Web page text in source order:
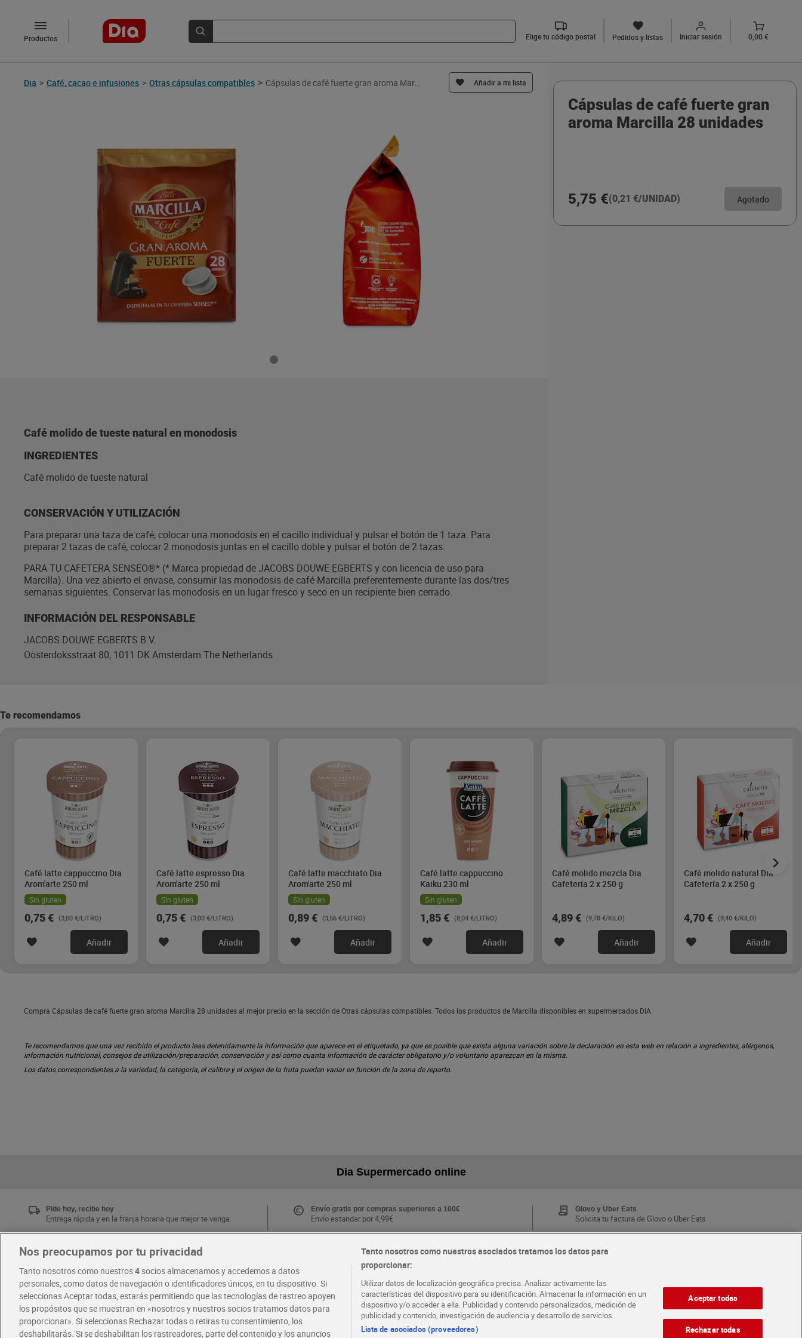
Productos Elige tu código postal Pedidos y listas Iniciar sesión 0,00 €
Dia > Café, cacao e infusiones > Otras cápsulas compatibles > Añadir a mi lista
Café molido de tueste natural en monodosis
INGREDIENTES
Café molido de tueste natural
CONSERVACIÓN Y UTILIZACIÓN
Para preparar una taza de café, colocar una monodosis en el cacillo individual y pulsar el botón de 1 taza. Para
preparar 2 tazas de café, colocar 2 monodosis juntas en el cacillo doble y pulsar el botón de 2 tazas.
PARA TU CAFETERA SENSEO®* (* Marca propiedad de JACOBS DOUWE EGBERTS y con licencia de uso para
Marcilla). Una vez abierto el envase, consumir las monodosis de café Marcilla preferentemente durante las dos/tres
semanas siguientes. Conservar las monodosis en un lugar fresco y seco en un recipiente bien cerrado.
INFORMACIÓN DEL RESPONSABLE
JACOBS DOUWE EGBERTS B.V.
Oosterdoksstraat 80, 1011 DK Amsterdam The Netherlands
Cápsulas de café fuerte gran
aroma Marcilla 28 unidades
5,75 €(0,21 €/UNIDAD) Agotado
Te recomendamos
Café latte cappuccino Dia
Arom'arte 250 ml
Sin gluten
0,75 € (3,00 €/LITRO)
Añadir
Café latte espresso Dia
Arom'arte 250 ml
Sin gluten
0,75 € (3,00 €/LITRO)
Añadir
Café latte macchiato Dia
Arom'arte 250 ml
Sin gluten
0,89 € (3,56 €/LITRO)
Añadir
Café latte cappuccino
Kaiku 230 ml
Sin gluten
1,85 € (8,04 €/LITRO)
Añadir
Café molido mezcla Dia
Cafetería 2 x 250 g
4,89 € (9,78 €/KILO)
Añadir
Café molido natural Dia
Cafetería 2 x 250 g
4,70 € (9,40 €/KILO)
Añadir
Compra Cápsulas de café fuerte gran aroma Marcilla 28 unidades al mejor precio en la sección de Otras cápsulas compatibles. Todos los productos de Marcilla disponibles en supermercados DIA.
Te recomendamos que una vez recibido el producto leas detenidamente la información que aparece en el etiquetado, ya que es posible que exista alguna variación sobre la declaración en esta web en relación a ingredientes, alérgenos,
información nutricional, consejos de utilización/preparación, conservación y así como cuanta información de carácter obligatorio y/o voluntario aparezcan en la misma.
Los datos correspondientes a la variedad, la categoría, el calibre y el origen de la fruta pueden variar en función de la zona de reparto.
Dia Supermercado online
Pide hoy, recibe hoy
Entrega rápida y en la franja horaria que mejor te venga.
Envío gratis por compras superiores a 100€
Envío estandar por 4,99€
Glovo y Uber Eats
Solicita tu factura de Glovo o Uber Eats
Disfruta las ventajas y ofertas exclusivas.
Descárgate la APP Dia
Folletos y Tiendas
cercana
¡Solicita tu tarjeta de crédito aquí!
RECETAS · COMER MEJOR CADA DIA · EMPLEO
Nos preocupamos por tu privacidad
Tanto nosotros como nuestros4socios almacenamos y accedemos a datos
personales, como datos de navegación o identificadores únicos, en tu dispositivo. Si
seleccionas Aceptar todas, estarás permitiendo que las tecnologías de rastreo apoyen
los propósitos que se muestran en «nosotros y nuestros socios tratamos datos para
proporcionar». Si seleccionas Rechazar todas o retiras tu consentimiento, los
deshabilitarás. Si se deshabilitan los rastreadores, parte del contenido y los anuncios
Tanto nosotros como nuestros asociados tratamos los datos para
proporcionar:
Utilizar datos de localización geográfica precisa. Analizar activamente las
características del dispositivo para su identificación. Almacenar la información en un
dispositivo y/o acceder a ella. Publicidad y contenido personalizados, medición de
publicidad y contenido, investigación de audiencia y desarrollo de servicios.
Lista de asociados (proveedores)
Aceptar todas
Rechazar todas